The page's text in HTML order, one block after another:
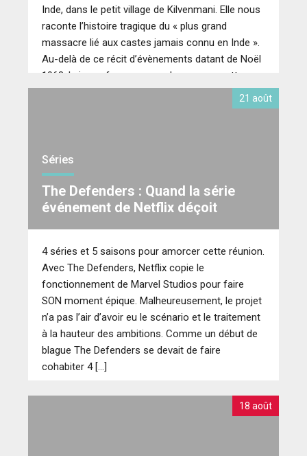
Inde, dans le petit village de Kilvenmani. Elle nous
raconte l’histoire tragique du « plus grand
massacre lié aux castes jamais connu en Inde ».
Au-delà de ce récit d’évènements datant de Noël
1968, la jeune femme nous donne sa recette
d’écriture.
21 août
Séries
The Defenders : Quand la série
événement de Netflix déçoit
4 séries et 5 saisons pour amorcer cette réunion.
Avec The Defenders, Netflix copie le
fonctionnement de Marvel Studios pour faire
SON moment épique. Malheureusement, le projet
n’a pas l’air d’avoir eu le scénario et le traitement
à la hauteur des ambitions. Comme un début de
blague The Defenders se devait de faire
cohabiter 4 […]
18 août